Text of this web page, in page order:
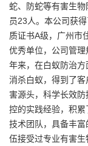
蛇、防蛇等有害生
员23人。本公司获
质证书A级，广州市
优秀单位，公司管
年来，在白蚁防治
消杀白蚁，得到了
害源头，科学长效
控的实践经验，积
技术团队，具备丰
伍接受过专业有害